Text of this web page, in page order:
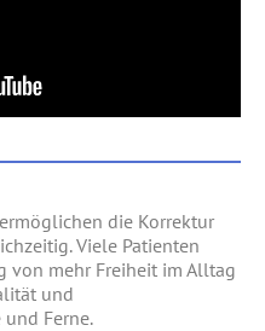
die Korrektur
Viele Patienten
von mehr Freiheit im Alltag
und
Ferne.